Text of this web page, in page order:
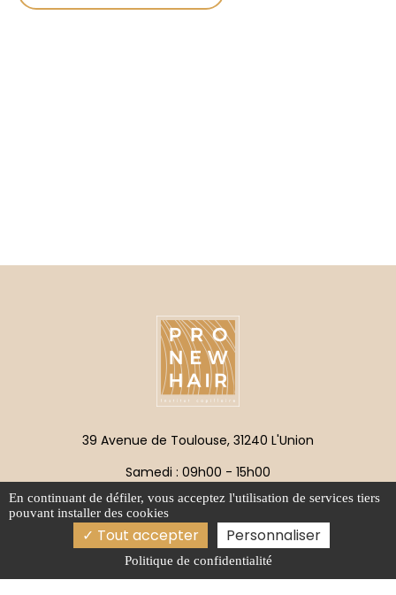
39 Avenue de Toulouse, 31240 L'Union
Samedi : 09h00 - 15h00
pro.new.hair@orange.fr
05 61 35 76 02
En continuant de défiler, vous acceptez l'utilisation de services tiers
pouvant installer des cookies
Tout accepter Personnaliser
Politique de confidentialité